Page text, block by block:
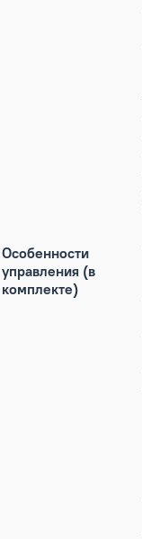
Особенности
управления (в
комплекте)